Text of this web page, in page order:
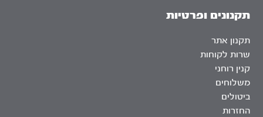
תקנונים ופרטיות
תקנון אתר
שרות לקוחות
קנין רוחני
משלוחים
ביטולים
החזרות